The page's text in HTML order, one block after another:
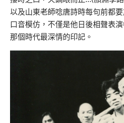
以及山東老師唸唐詩時每句前都
口音模仿，不僅是他日後相聲表
那個時代最深情的印記。